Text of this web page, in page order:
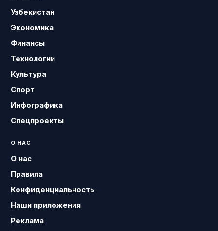
Узбекистан
Экономика
Финансы
Технологии
Культура
Спорт
Инфографика
Спецпроекты
О НАС
О нас
Правила
Конфиденциальность
Наши приложения
Реклама